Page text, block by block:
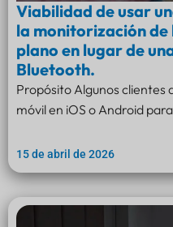
Viabilidad de usar
la monitorización de
plano en lugar de
Bluetooth.
Propósito Algunos clientes
móvil en iOS o Android
15 de abril de 2026